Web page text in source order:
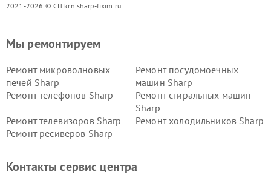
2021-2026 © СЦ krn.sharp-fixim.ru
Мы ремонтируем
Ремонт микроволновых
печей Sharp
Ремонт посудомоечных
машин Sharp
Ремонт телефонов Sharp
Ремонт стиральных машин
Sharp
Ремонт телевизоров Sharp
Ремонт холодильников Sharp
Ремонт ресиверов Sharp
Контакты сервис центра